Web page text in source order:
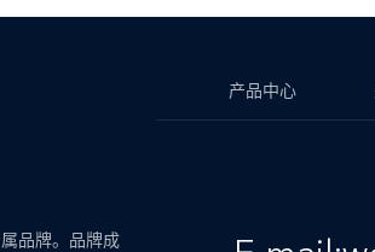
品牌。品牌成
产品中心